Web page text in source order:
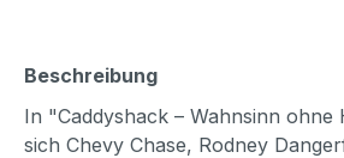
Beschreibung
In "Caddyshack – Wahnsinn
sich Chevy Chase, Rodney